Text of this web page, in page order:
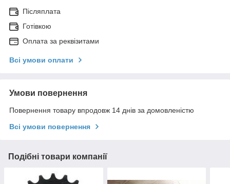
Післяплата
Готівкою
Оплата за реквізитами
Всі умови оплати
Умови повернення
Повернення товару впродовж 14 днів за домовленістю
Всі умови повернення
Подібні товари компанії